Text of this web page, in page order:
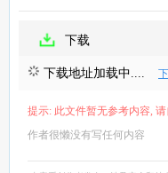
下载
下载地址加载中....
提示: 此文件暂无参考内容,
作者很懒没有写任何内容